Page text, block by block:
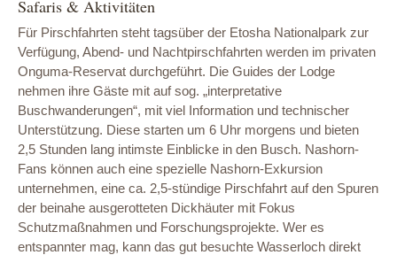
Safaris & Aktivitäten
Für Pirschfahrten steht tagsüber der Etosha Nationalpark zur
Verfügung, Abend- und Nachtpirschfahrten werden im privaten
Onguma-Reservat durchgeführt. Die Guides der Lodge
nehmen ihre Gäste mit auf sog. „interpretative
Buschwanderungen“, mit viel Information und technischer
Unterstützung. Diese starten um 6 Uhr morgens und bieten
2,5 Stunden lang intimste Einblicke in den Busch. Nashorn-
Fans können auch eine spezielle Nashorn-Exkursion
unternehmen, eine ca. 2,5-stündige Pirschfahrt auf den Spuren
der beinahe ausgerotteten Dickhäuter mit Fokus
Schutzmaßnahmen und Forschungsprojekte. Wer es
entspannter mag, kann das gut besuchte Wasserloch direkt